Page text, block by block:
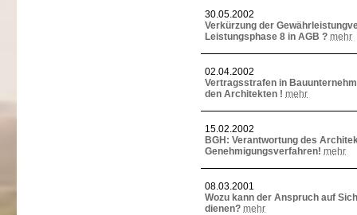
30.05.2002
Verkürzung der
Leistungsphase 8 in AGB ? mehr
02.04.2002
Vertragsstrafen in
den Architekten ! mehr
15.02.2002
BGH: Verantwortung des
Genehmigungsverfahren! mehr
08.03.2001
Wozu kann der Anspruch auf
dienen? mehr